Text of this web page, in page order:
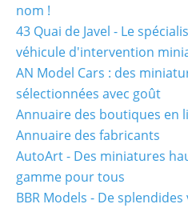
nom !
43 Quai de Javel - Le
véhicule d'intervention
AN Model Cars : des
sélectionnées avec goût
Annuaire des boutiques en
Annuaire des fabricants
AutoArt - Des miniatures
gamme pour tous
BBR Models - De